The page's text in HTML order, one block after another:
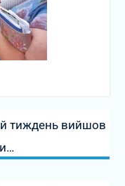
тиждень вийшов